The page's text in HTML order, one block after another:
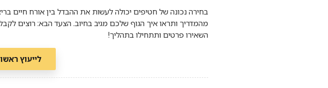
בחירה נכונה של חטיפים יכולה לעשות את ההבדל בין אורח חיים
מהמדריך ותראו איך הגוף שלכם מגיב בחיוב. הצעד הבא: רוצים
השאירו פרטים ותתחילו בתהליך!
לייעוץ